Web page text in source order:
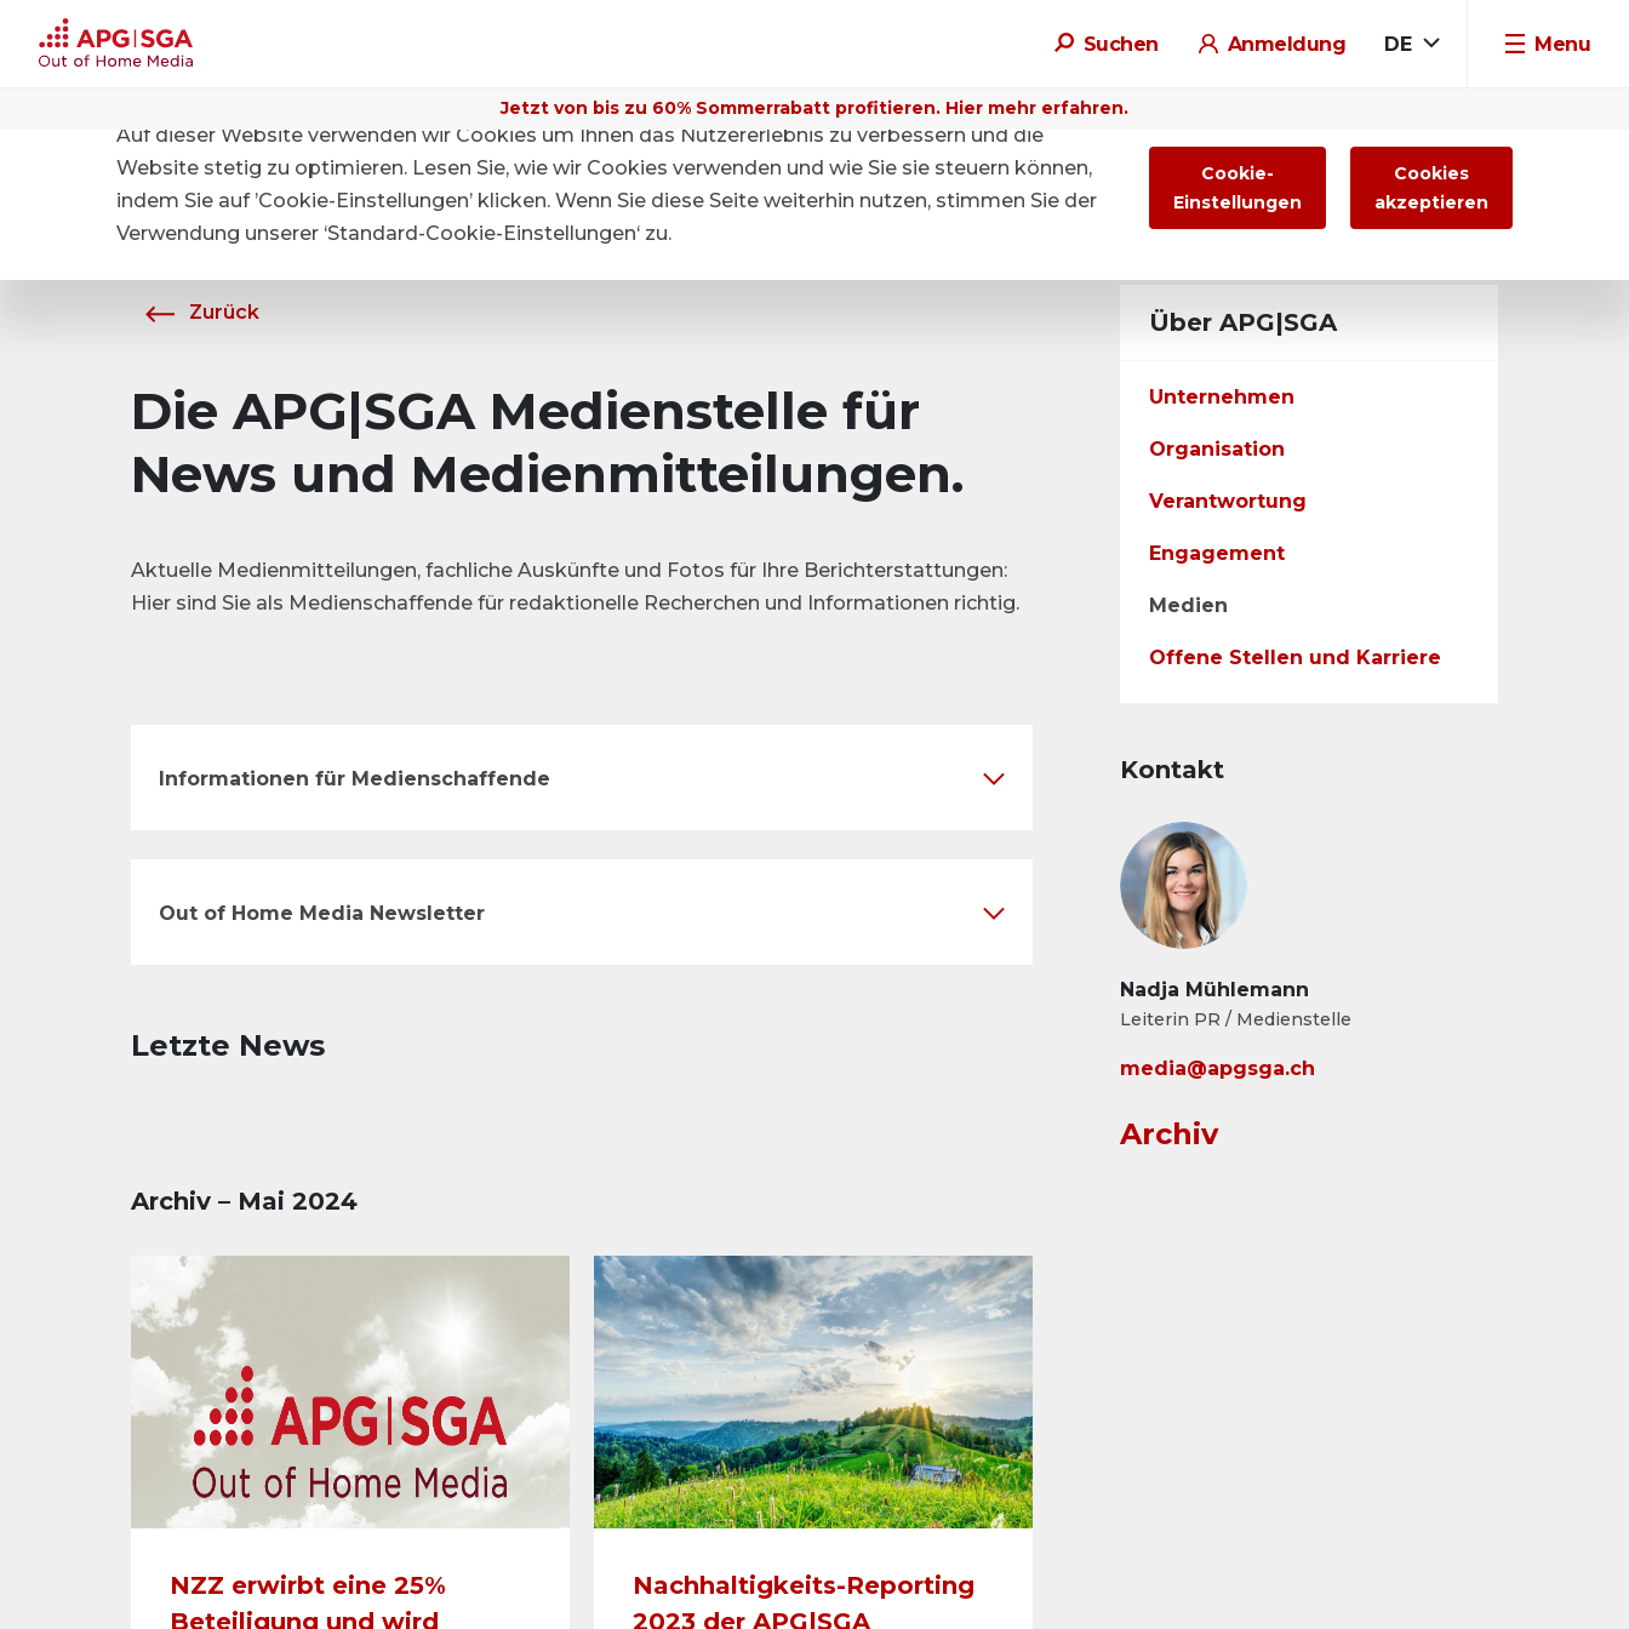
Suchen Anmeldung DE Menu
Jetzt von bis zu 60% Sommerrabatt profitieren. Hier mehr erfahren.
Über APG|SGA Medien
Zurück
Die APG|SGA Medienstelle für
News und Medienmitteilungen.
Aktuelle Medienmitteilungen, fachliche Auskünfte und Fotos für Ihre Berichterstattungen:
Hier sind Sie als Medienschaffende für redaktionelle Recherchen und Informationen richtig.
Informationen für Medienschaffende
Out of Home Media Newsletter
Letzte News
Archiv – Mai 2024
NZZ erwirbt eine 25%
Beteiligung und wird
Nachhaltigkeits-Reporting
2023 der APG|SGA
Über APG|SGA
Unternehmen
Organisation
Verantwortung
Engagement
Medien
Offene Stellen und Karriere
Kontakt
Nadja Mühlemann
Leiterin PR / Medienstelle
media@apgsga.ch
Archiv
Auf dieser Website verwenden wir Cookies um Ihnen das Nutzererlebnis zu verbessern und die
Website stetig zu optimieren. Lesen Sie, wie wir Cookies verwenden und wie Sie sie steuern können,
indem Sie auf ’Cookie-Einstellungen’ klicken. Wenn Sie diese Seite weiterhin nutzen, stimmen Sie der
Verwendung unserer ‘Standard-Cookie-Einstellungen‘ zu.
Cookie-
Einstellungen
Cookies
akzeptieren